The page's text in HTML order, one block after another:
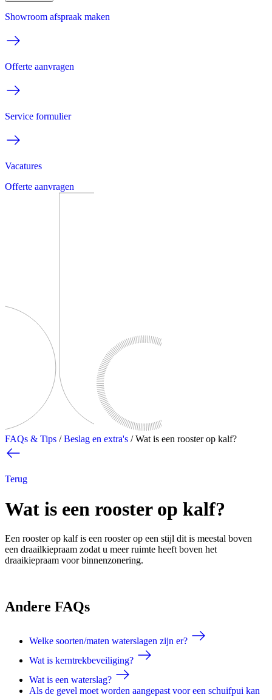
Showroom afspraak maken
Offerte aanvragen
Service formulier
Vacatures
Offerte aanvragen
FAQs & Tips / Beslag en extra's / Wat is een rooster op kalf?
Terug
Wat is een rooster op kalf?
Een rooster op kalf is een rooster op een stijl dit is meestal boven
een draailkiepraam zodat u meer ruimte heeft boven het
draaikiepraam voor binnenzonering.
Andere FAQs
Welke soorten/maten waterslagen zijn er?
Wat is kerntrekbeveiliging?
Wat is een waterslag?
Als de gevel moet worden aangepast voor een schuifpui kan